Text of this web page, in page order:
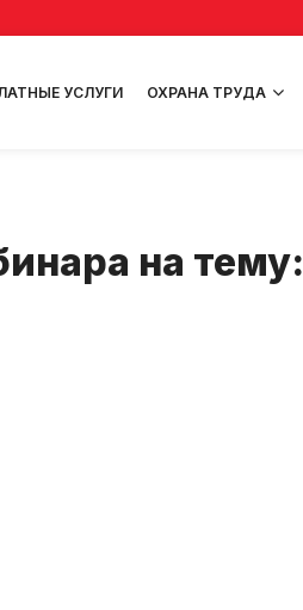
УСЛУГИ ОХРАНА ТРУДА
на тему: